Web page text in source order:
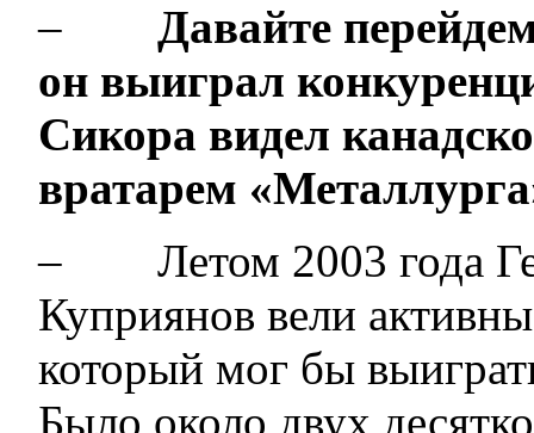
– Давайте
он выиграл
Сикора видел
вратарем
– Летом 2003 года
Куприянов вели
который мог бы
Было около двух